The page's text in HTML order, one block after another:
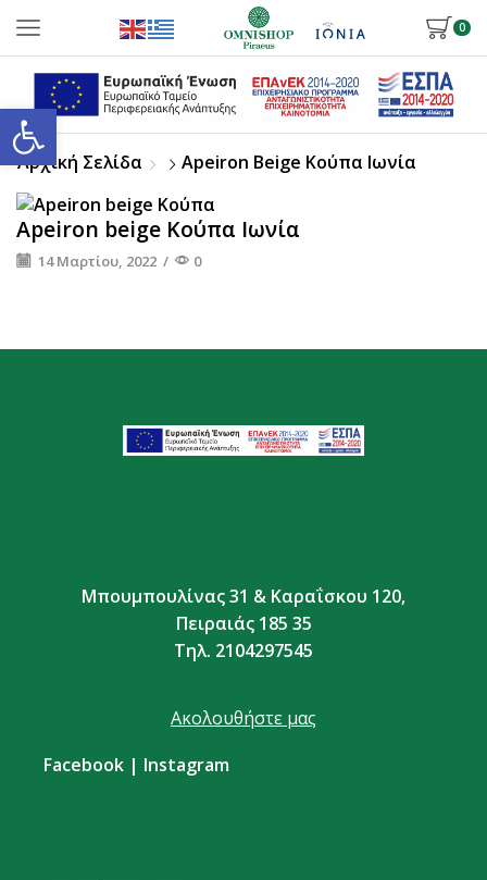
Ανοίξτε τη γραμμή εργαλείων
0
Αρχική Σελίδα Apeiron Beige Κούπα Ιωνία
Apeiron beige Κούπα Ιωνία
14 Μαρτίου, 2022 / 0
Μπουμπουλίνας 31 & Καραΐσκου 120,
Πειραιάς 185 35
Τηλ. 2104297545
Ακολουθήστε μας
Facebook | Instagram